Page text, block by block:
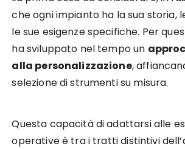
che ogni impianto ha la sua storia,
le sue esigenze specifiche. Per
ha sviluppato nel tempo un
alla personalizzazione,
selezione di strumenti su misura.
Questa capacità di adattarsi alle
operative è tra i tratti distintivi